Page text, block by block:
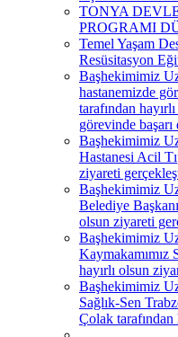
TONYA
PROGRAMI
Temel Yaşam
Resüsitasyon
Başhekimimiz
hastanemizde
tarafından
görevinde
Başhekimimiz
Hastanesi Acil
ziyareti
Başhekimimiz
Belediye
olsun ziyareti
Başhekimimiz
Kaymakamımız
hayırlı olsun
Başhekimimiz
Sağlık-Sen
Çolak